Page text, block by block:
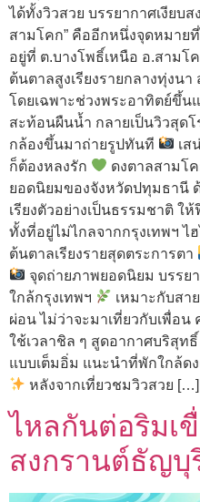
ได้ทั้งวิวสวย บรรยากาศเงียบ
สามโคก” คืออีกหนึ่งจุดหมา
อยู่ที่ ต.บางโพธิ์เหนือ อ.สามโ
ต้นตาลสูงเรียงรายกลางทุ่งน
โดยเฉพาะช่วงพระอาทิตย์ขึ้น
สะท้อนผืนน้ำ กลายเป็นวิวสุด
กล้องขึ้นมาถ่ายรูปทันที
เส
ก็ต้องหลงรัก
ดงตาลสามโ
ยอดนิยมของจังหวัดปทุมธานี
เรียงตัวอย่างเป็นธรรมชาติ ใ
ทั้งที่อยู่ไม่ไกลจากกรุงเทพฯ ไ
ต้นตาลเรียงรายสุดตระการตา
จุดถ่ายภาพยอดนิยม บรรย
ใกล้กรุงเทพฯ
เหมาะกับสา
ผ่อน ไม่ว่าจะมาเที่ยวกับเพื่อ
ใช้เวลาชิล ๆ สูดอากาศบริสุท
แบบเต็มอิ่ม แนะนำที่พักใกล้ดง
หลังจากเที่ยวชมวิวสวย […]
ไหลกันต่อริมเ
สงกรานต์ธัญบุ